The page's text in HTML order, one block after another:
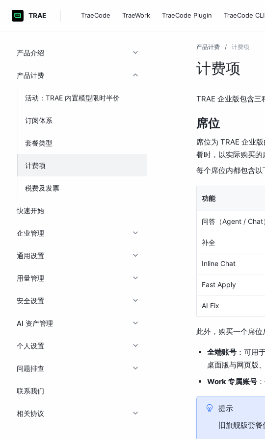
TRAE TraeCode TraeWork TraeCode Plugin TraeCode CLI
产品介绍
产品计费
活动：TRAE 内置模型限时半价
订阅体系
套餐类型
计费项
税费及发票
快速开始
企业管理
通用设置
用量管理
安全设置
AI 资产管理
个人设置
问题排查
联系我们
相关协议
产品计费 / 计费项
计费项
TRAE 企业版包含三
席位
席位为 TRAE 企业
餐时，以实际购买的
每个席位内都包含以
功能
问答（Agent / Chat
补全
Inline Chat
Fast Apply
AI Fix
此外，购买一个席位
全端账号 ：可用
桌面版与网页版
Work 专属账号
提示
旧旗舰版套餐